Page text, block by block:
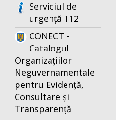
Serviciul de
urgență 112
CONECT -
Catalogul
Organizațiilor
Neguvernamentale
pentru Evidență,
Consultare și
Transparență